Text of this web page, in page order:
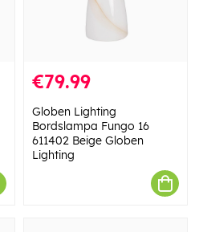
€79.99
Globen Lighting
Bordslampa Fungo 16
611402 Beige Globen
Lighting